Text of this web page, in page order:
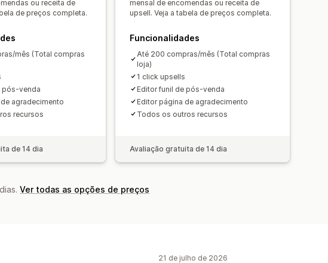
Taxas de conversão
Sugestões de otimização
Multilingue
ou receita de
de preços completa.
mês (Total compras
pós-venda
agradecimento
recursos
de 14 dia
mensal de encomendas ou receita de
upsell. Veja a tabela de preços completa.
Funcionalidades
Até 200 compras/mês (Total compras
loja)
1 click upsells
Editor funil de pós-venda
Editor página de agradecimento
Todos os outros recursos
Avaliação gratuita de 14 dia
Ver todas as opções de preços
21 de julho de 2026